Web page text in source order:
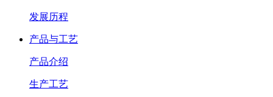
发展历程
产品与工艺
产品介绍
生产工艺